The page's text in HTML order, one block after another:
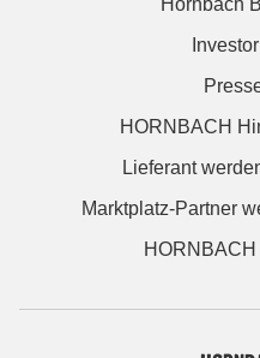
Hornbach
HORNBACH
Lieferant
Marktplatz-Partner